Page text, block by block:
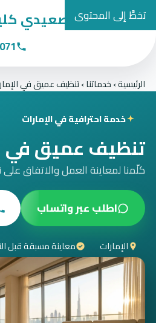
تخطَّ إلى المحتوى
شركة الصعيدي
الرئيسية›خدماتنا›تنظيف عميق في
خدمة احترافية في الإمارات
تنظيف عميق في
كلّمنا لمعاينة العمل والاتفاق
اطلب عبر واتساب
الإمارات معاينة مسبقة قبل